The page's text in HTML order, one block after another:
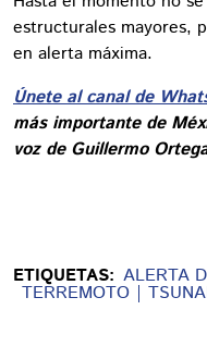
estructurales mayores,
en alerta máxima.
Únete al canal de
más importante de
voz de Guillermo
ETIQUETAS: ALERTA
TERREMOTO